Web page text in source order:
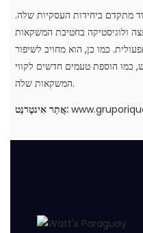
מתקדם ביחידות העסקיות שלה.
ולוגיסטיקה בחטיבת המשקאות
כמו כן, הוא מחויב לשיפור
כמו הוספת טעמים חדשים לקווי
המשקאות שלה.
אֲתַר אִינטֶרנֶט: